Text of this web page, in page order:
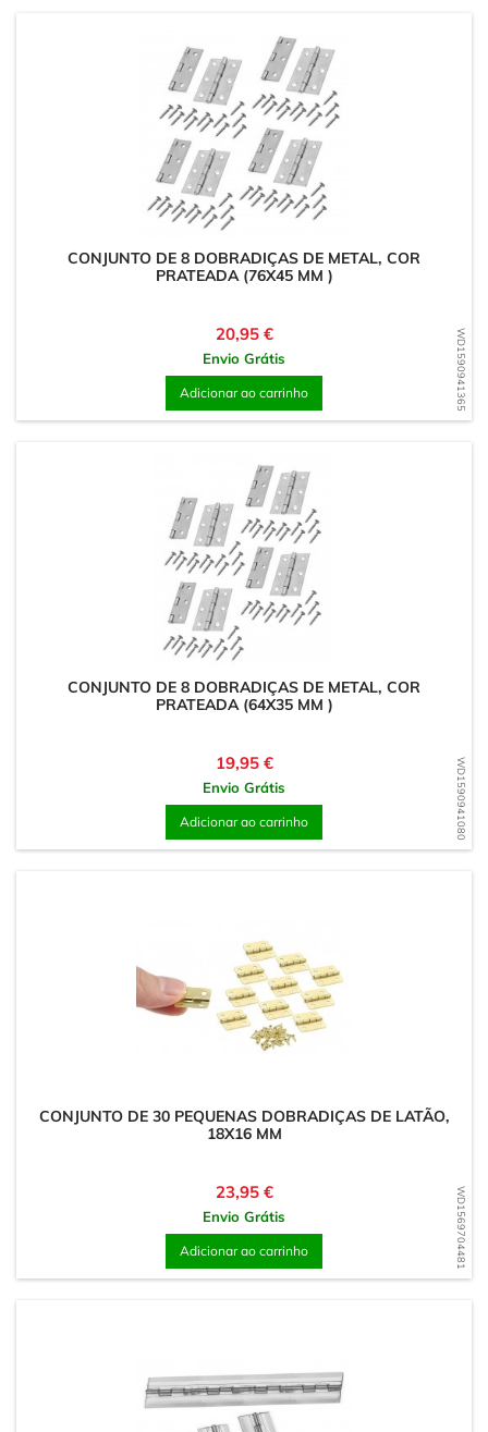
WD1590941365
CONJUNTO DE 8 DOBRADIÇAS DE METAL, COR
PRATEADA (76X45 MM )
Preço
20,95 €
Envio Grátis
Adicionar ao carrinho
WD1590941080
CONJUNTO DE 8 DOBRADIÇAS DE METAL, COR
PRATEADA (64X35 MM )
Preço
19,95 €
Envio Grátis
Adicionar ao carrinho
WD1569704481
CONJUNTO DE 30 PEQUENAS DOBRADIÇAS DE LATÃO,
18X16 MM
Preço
23,95 €
Envio Grátis
Adicionar ao carrinho